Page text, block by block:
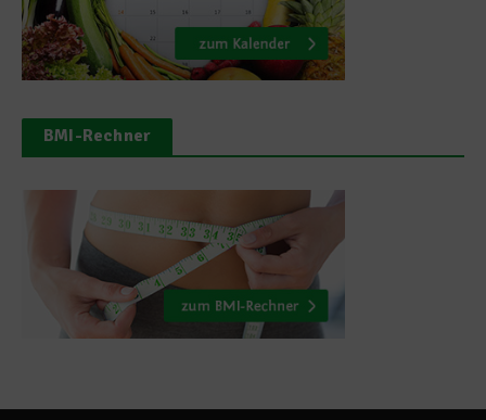
BMI-Rechner